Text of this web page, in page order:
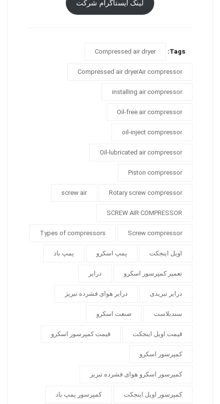
لینک ایستاگرام شرکت
Tags:
Compressed air dryer
Compressed air dryerAir compressor
installing air compressor
Oil-free air compressor
oil-inject compressor
Oil-lubricated air compressor
Piston compressor
Rotary screw compressor
screw air
SCREW AIR COMPRESSOR
Screw compressor
Types of compressors
اویل اینجکت پمپ اسکرو پمپ باد
تعمیر کمپرسور اسکرو درایر
درایر تبریدی درایر هوای فشرده تبریز
سندبلاست صنعت اسکرو
قیمت اویل اینجکت قیمت کمپرسور اسکرو
کمپرسور اسکرو
کمپرسور اسکرو هوای فشرده تبریز
کمپرسور اویل اینجکت کمپرسور پمپ باد